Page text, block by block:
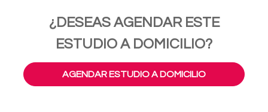
¿DESEAS AGENDAR ESTE
ESTUDIO A DOMICILIO?
AGENDAR ESTUDIO A DOMICILIO